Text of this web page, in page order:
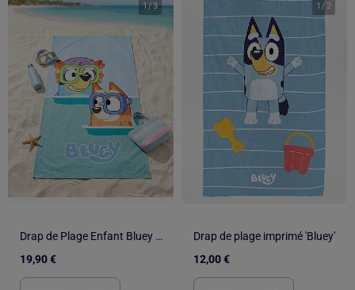
1/3
Drap de Plage Enfant Bluey 70x140 cm 100% Coton
19,90 €
1 / 2
Drap de plage imprimé 'Bluey'
12,00 €